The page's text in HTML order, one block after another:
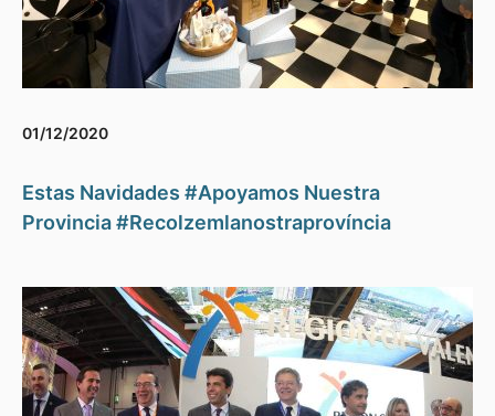
01/12/2020
Estas Navidades #Apoyamos Nuestra
Provincia #Recolzemlanostraprovíncia